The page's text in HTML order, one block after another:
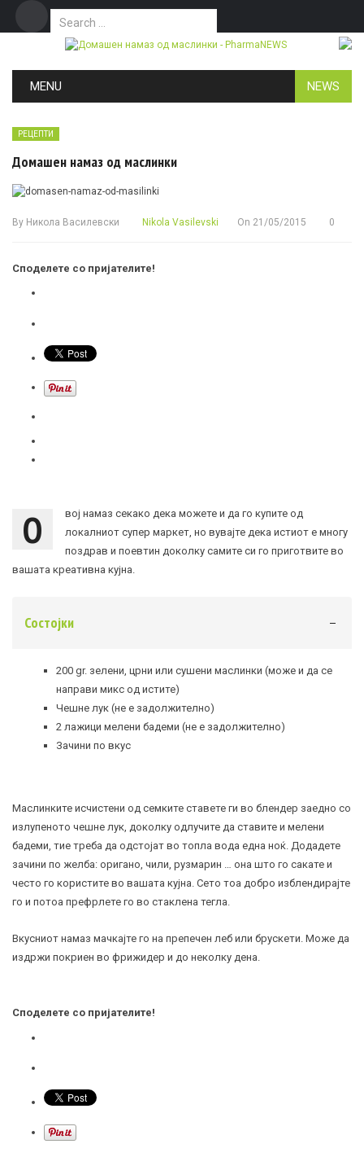
Search for:
MENU NEWS
РЕЦЕПТИ
Домашен намаз од маслинки
By Никола Василевски Nikola Vasilevski On 21/05/2015 0
Споделете со пријателите!
О
вој намаз секако дека можете и да го купите од
локалниот супер маркет, но вувајте дека истиот е многу
поздрав и поевтин доколку самите си го приготвите во
вашата креативна кујна.
Состојки
200 gr. зелени, црни или сушени маслинки (може и да се
направи микс од истите)
Чешне лук (не е задолжително)
2 лажици мелени бадеми (не е задолжително)
Зачини по вкус
Маслинките исчистени од семките ставете ги во блендер заедно со
излупеното чешне лук, доколку одлучите да ставите и мелени
бадеми, тие треба да одстојат во топла вода една ноќ. Додадете
зачини по желба: оригано, чили, рузмарин … она што го сакате и
често го користите во вашата кујна. Сето тоа добро изблендирајте
го и потоа префрлете го во стаклена тегла.
Вкусниот намаз мачкајте го на препечен леб или брускети. Може да
издржи покриен во фрижидер и до неколку дена.
Споделете со пријателите!